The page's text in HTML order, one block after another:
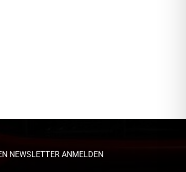
NEWSLETTER ANMELDEN